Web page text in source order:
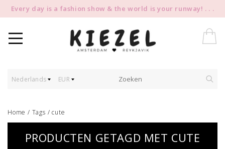
Every day is a fashion show & the world is your runway! . . .
Nederlands EUR
Home / Tags /cute
PRODUCTEN GETAGD MET CUTE